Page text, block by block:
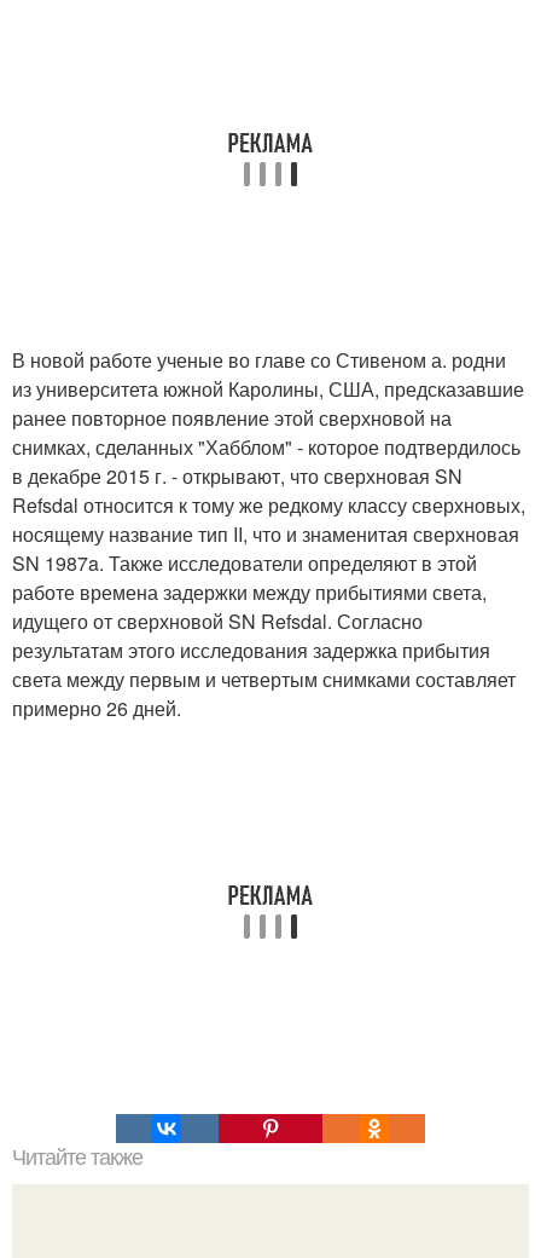
В новой работе ученые во главе со Стивеном а. родни
из университета южной Каролины, США, предсказавшие
ранее повторное появление этой сверхновой на
снимках, сделанных "Хабблом" - которое подтвердилось
в декабре 2015 г. - открывают, что сверхновая SN
Refsdal относится к тому же редкому классу сверхновых,
носящему название тип II, что и знаменитая сверхновая
SN 1987a. Также исследователи определяют в этой
работе времена задержки между прибытиями света,
идущего от сверхновой SN Refsdal. Согласно
результатам этого исследования задержка прибытия
света между первым и четвертым снимками составляет
примерно 26 дней.
Читайте также